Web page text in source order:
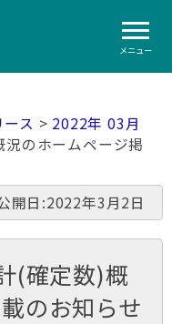
メニュー
ス > 2022年 03月
のホームページ掲
開日:2022年3月2日
(確定数)概
のお知らせ